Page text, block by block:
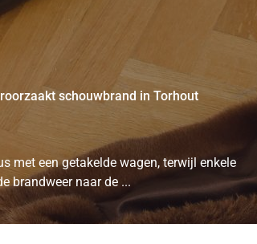
schouwbrand in Torhout
met een getakelde wagen, terwijl enkele
brandweer naar de ...